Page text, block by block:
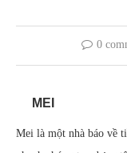
0
MEI
Mei là một nhà báo về